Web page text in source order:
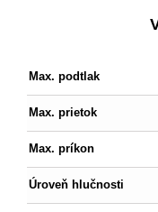
Max. podtlak
Max. prietok
Max. príkon
Úroveň hlučnosti